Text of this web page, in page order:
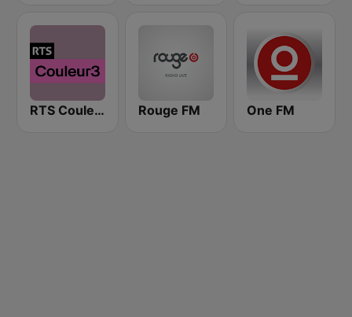
RTS Couleur 3 Rouge FM One FM